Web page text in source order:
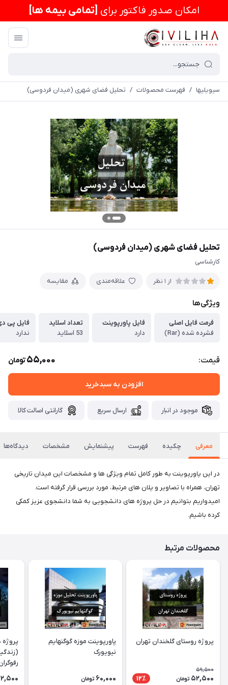
امكان صدور فاکتور برای [تمامی بیمه ها]
سیویلیها / فهرست محصولات / تحلیل فضای شهری (میدان فردوسی)
تحلیل فضای شهری (میدان فردوسی)
کارشناسی
از 1 نظر علاقه‌مندی مقایسه
ویژگی‌ها
فرمت فایل اصلی
فشرده شده (Rar)
فایل پاورپوینت
دارد
تعداد اسلاید
53 اسلاید
فایل پی
ندارد
قیمت: 55,000تومان
افزودن به سبدخرید
موجود در انبار ارسال سریع گارانتی اصالت کالا
معرفی چکیده فهرست پیشنمایش مشخصات دیدگاه‌ها
در این پاورپوینت به طور کامل تمام ویژگی ها و مشخصات این میدان تاریخی
تهران، همراه با تصاویر و پلان های مرتبط، مورد بررسی قرار گرفته است.
امیدواریم بتوانیم در حل پروژه های دانشجویی به شما دانشجوی عزیز کمکی
کرده باشیم.
محصولات مرتبط
پروژه روستای گلخندان تهران
59,500
52,500 تومان 12٪
پاورپوینت موزه گوگنهایم
نیویورک
60,000 تومان
پروژه